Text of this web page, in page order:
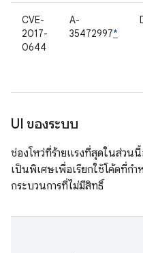
CVE-
2017-
0644
A-
35472997*
UI ของระบบ
ช่องโหว่ที่ร้ายแรงที่สุดในส่วน
เป็นพิเศษเพื่อเรียกใช้โค้ดที่ก
กระบวนการที่ไม่มีสิทธิ์